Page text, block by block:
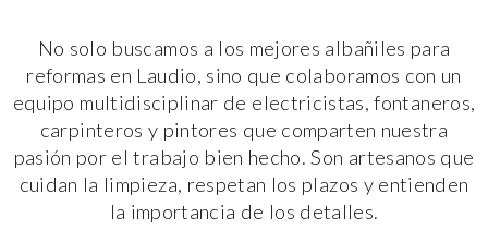
No solo buscamos a los mejores albañiles para
reformas en Laudio, sino que colaboramos con un
equipo multidisciplinar de electricistas, fontaneros,
carpinteros y pintores que comparten nuestra
pasión por el trabajo bien hecho. Son artesanos que
cuidan la limpieza, respetan los plazos y entienden
la importancia de los detalles.